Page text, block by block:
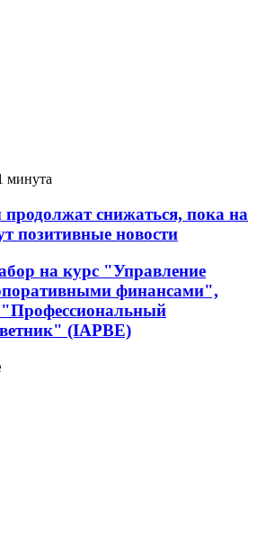
минута
снижаться, пока на
позитивные новости
на курс "Управление
финансами",
(IAPBE)